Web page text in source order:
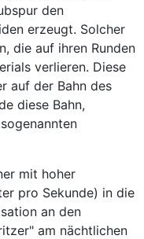
den
erzeugt. Solcher
die auf ihren Runden
verlieren. Diese
auf der Bahn des
diese Bahn,
mit hoher
pro Sekunde) in die
an den
am nächtlichen